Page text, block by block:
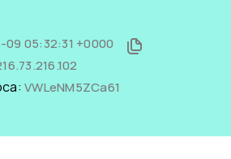
05:32:31 +0000
VWLeNM5ZCa61